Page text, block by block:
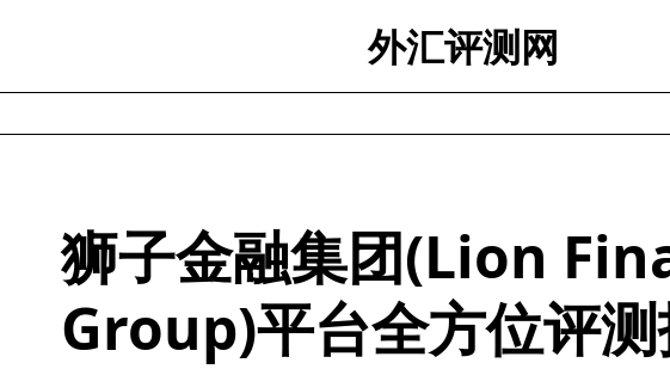
外汇评测网
狮子金融集团(Lion
Group)平台全方位评